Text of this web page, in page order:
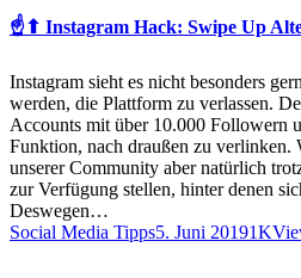
☝⬆ Instagram Hack: Swipe Up
Instagram sieht es nicht besonders
werden, die Plattform zu verlassen.
Accounts mit über 10.000 Followern
Funktion, nach draußen zu
unserer Community aber natürlich
zur Verfügung stellen, hinter denen
Deswegen…
Social Media Tipps5. Juni 20191K